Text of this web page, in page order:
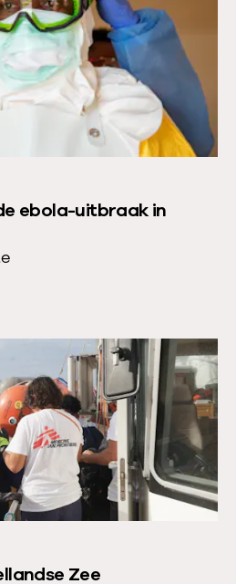
ebola-uitbraak in
Zee